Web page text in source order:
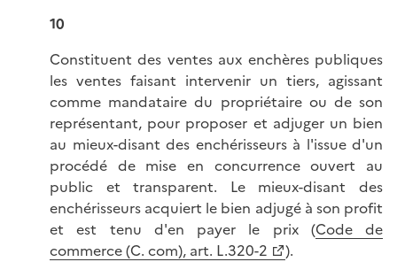
10
Constituent des ventes aux enchères publiques
les ventes faisant intervenir un tiers, agissant
comme mandataire du propriétaire ou de son
représentant, pour proposer et adjuger un bien
au mieux-disant des enchérisseurs à l'issue d'un
procédé de mise en concurrence ouvert au
public et transparent. Le mieux-disant des
enchérisseurs acquiert le bien adjugé à son profit
et est tenu d'en payer le prix (Code de
commerce (C. com), art. L.320-2
).